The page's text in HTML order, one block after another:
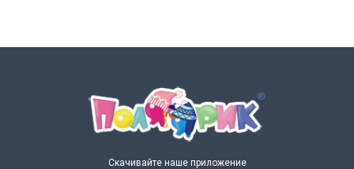
Скачивайте наше приложение